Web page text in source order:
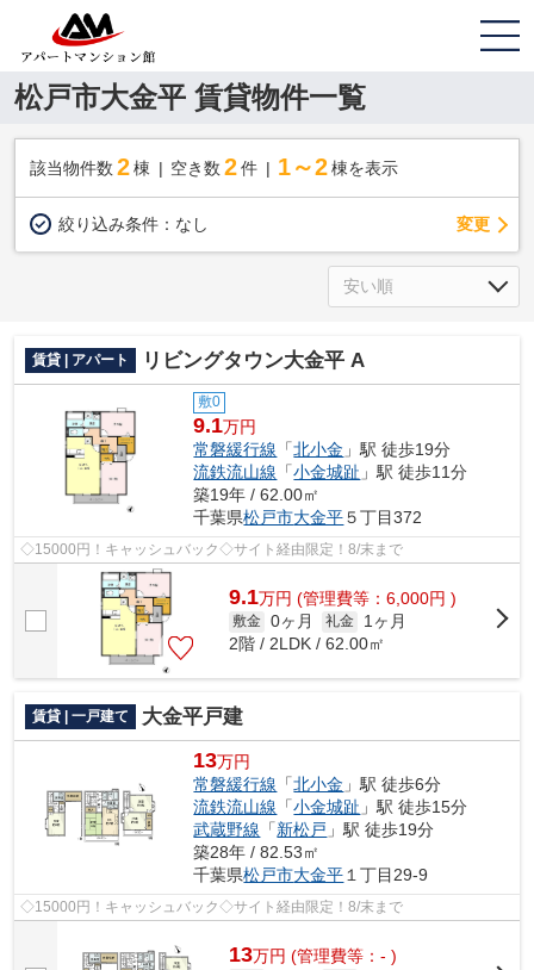
松戸市大金平 賃貸物件一覧
該当物件数 2棟 空き数 2 件 1～2 棟を表示
絞り込み条件： なし 変更
賃貸 | アパート リビングタウン大金平 A
敷0
9.1万円
常磐緩行線 「北小金 」駅 徒歩19分
流鉄流山線 「小金城趾 」駅 徒歩11分
築19年 / 62.00㎡
千葉県松戸市大金平５丁目372
◇15000円！キャッシュバック◇サイト経由限定！8/末まで
9.1万円 (管理費等：6,000円 )
敷金 0ヶ月 礼金
1ヶ月
2階 / 2LDK / 62.00㎡
賃貸 | 一戸建て 大金平戸建
13万円
常磐緩行線 「北小金 」駅 徒歩6分
流鉄流山線 「小金城趾 」駅 徒歩15分
武蔵野線 「新松戸 」駅 徒歩19分
築28年 / 82.53㎡
千葉県松戸市大金平 １丁目29-9
◇15000円！キャッシュバック◇サイト経由限定！8/末まで
13万円 (管理費等：- )